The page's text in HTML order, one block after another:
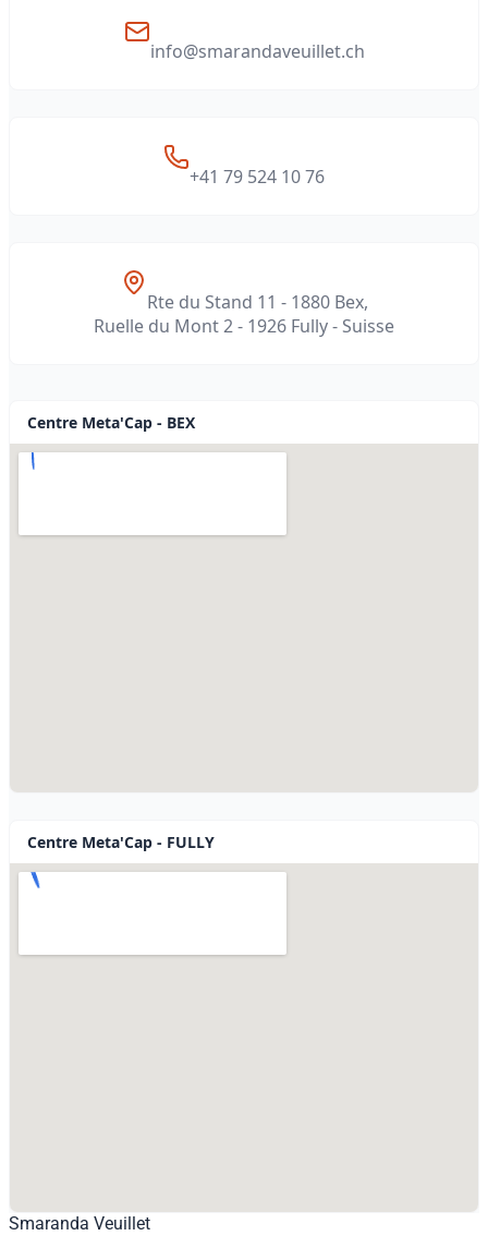
info@smarandaveuillet.ch
+41 79 524 10 76
Rte du Stand 11 - 1880 Bex,
Ruelle du Mont 2 - 1926 Fully - Suisse
Centre Meta'Cap - BEX
Centre Meta'Cap - FULLY
Smaranda Veuillet